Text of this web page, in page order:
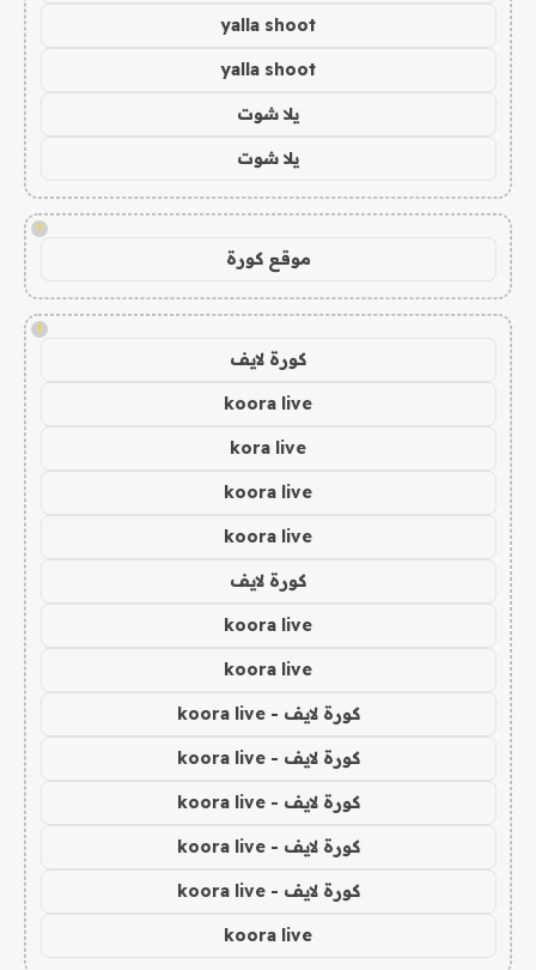
yalla shoot
yalla shoot
يلا شوت
يلا شوت
!
موقع كورة
!
كورة لايف
koora live
kora live
koora live
koora live
كورة لايف
koora live
koora live
كورة لايف - koora live
كورة لايف - koora live
كورة لايف - koora live
كورة لايف - koora live
كورة لايف - koora live
koora live